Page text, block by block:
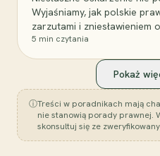
Wyjaśniamy, jak polskie
zarzutami i zniesławieniem
5 min czytania
Pokaż
ⓘTreści w poradnikach mają
nie stanowią porady prawnej.
skonsultuj się ze